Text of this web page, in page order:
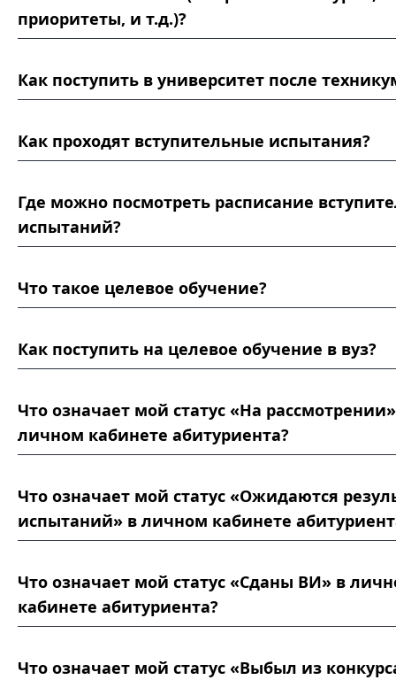
приоритеты, и т.д.)?
Как поступить в университет после
Как проходят вступительные испытания?
Где можно посмотреть расписание
испытаний?
Что такое целевое обучение?
Как поступить на целевое обучение в вуз?
Что означает мой статус «На
личном кабинете абитуриента?
Что означает мой статус «Ожидаются
испытаний» в личном кабинете
Что означает мой статус «Сданы ВИ» в
кабинете абитуриента?
Что означает мой статус «Выбыл из